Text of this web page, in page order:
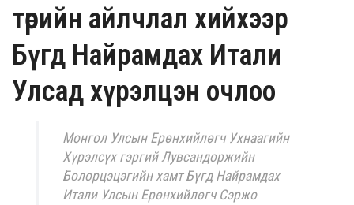
төрийн айлчлал хийхээр
Бүгд Найрамдах Итали
Улсад хүрэлцэн очлоо
Монгол Улсын Ерөнхийлөгч Ухнаагийн
Хүрэлсүх гэргий Лувсандоржийн
Болорцэцэгийн хамт Бүгд Найрамдах
Итали Улсын Ерөнхийлөгч Сэржо